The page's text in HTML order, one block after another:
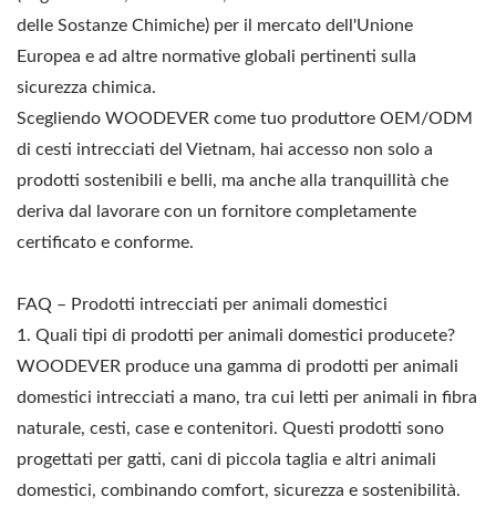
delle Sostanze Chimiche) per il mercato dell'Unione
Europea e ad altre normative globali pertinenti sulla
sicurezza chimica.
Scegliendo WOODEVER come tuo produttore OEM/ODM
di cesti intrecciati del Vietnam, hai accesso non solo a
prodotti sostenibili e belli, ma anche alla tranquillità che
deriva dal lavorare con un fornitore completamente
certificato e conforme.
FAQ – Prodotti intrecciati per animali domestici
1. Quali tipi di prodotti per animali domestici producete?
WOODEVER produce una gamma di prodotti per animali
domestici intrecciati a mano, tra cui letti per animali in fibra
naturale, cesti, case e contenitori. Questi prodotti sono
progettati per gatti, cani di piccola taglia e altri animali
domestici, combinando comfort, sicurezza e sostenibilità.